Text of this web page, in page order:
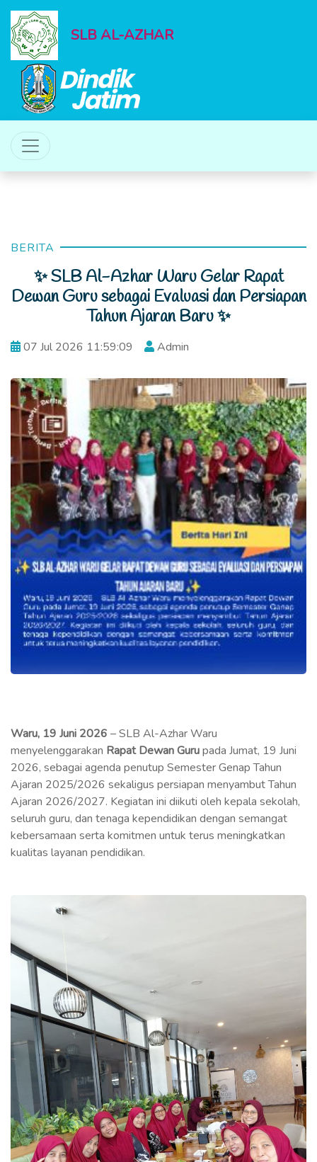
SLB AL-AZHAR
BERITA
✨ SLB Al-Azhar Waru Gelar Rapat
Dewan Guru sebagai Evaluasi dan Persiapan
Tahun Ajaran Baru ✨
07 Jul 2026 11:59:09 Admin
Waru, 19 Juni 2026 – SLB Al-Azhar Waru
menyelenggarakan Rapat Dewan Gurupada Jumat, 19 Juni
2026, sebagai agenda penutup Semester Genap Tahun
Ajaran 2025/2026 sekaligus persiapan menyambut Tahun
Ajaran 2026/2027. Kegiatan ini diikuti oleh kepala sekolah,
seluruh guru, dan tenaga kependidikan dengan semangat
kebersamaan serta komitmen untuk terus meningkatkan
kualitas layanan pendidikan.